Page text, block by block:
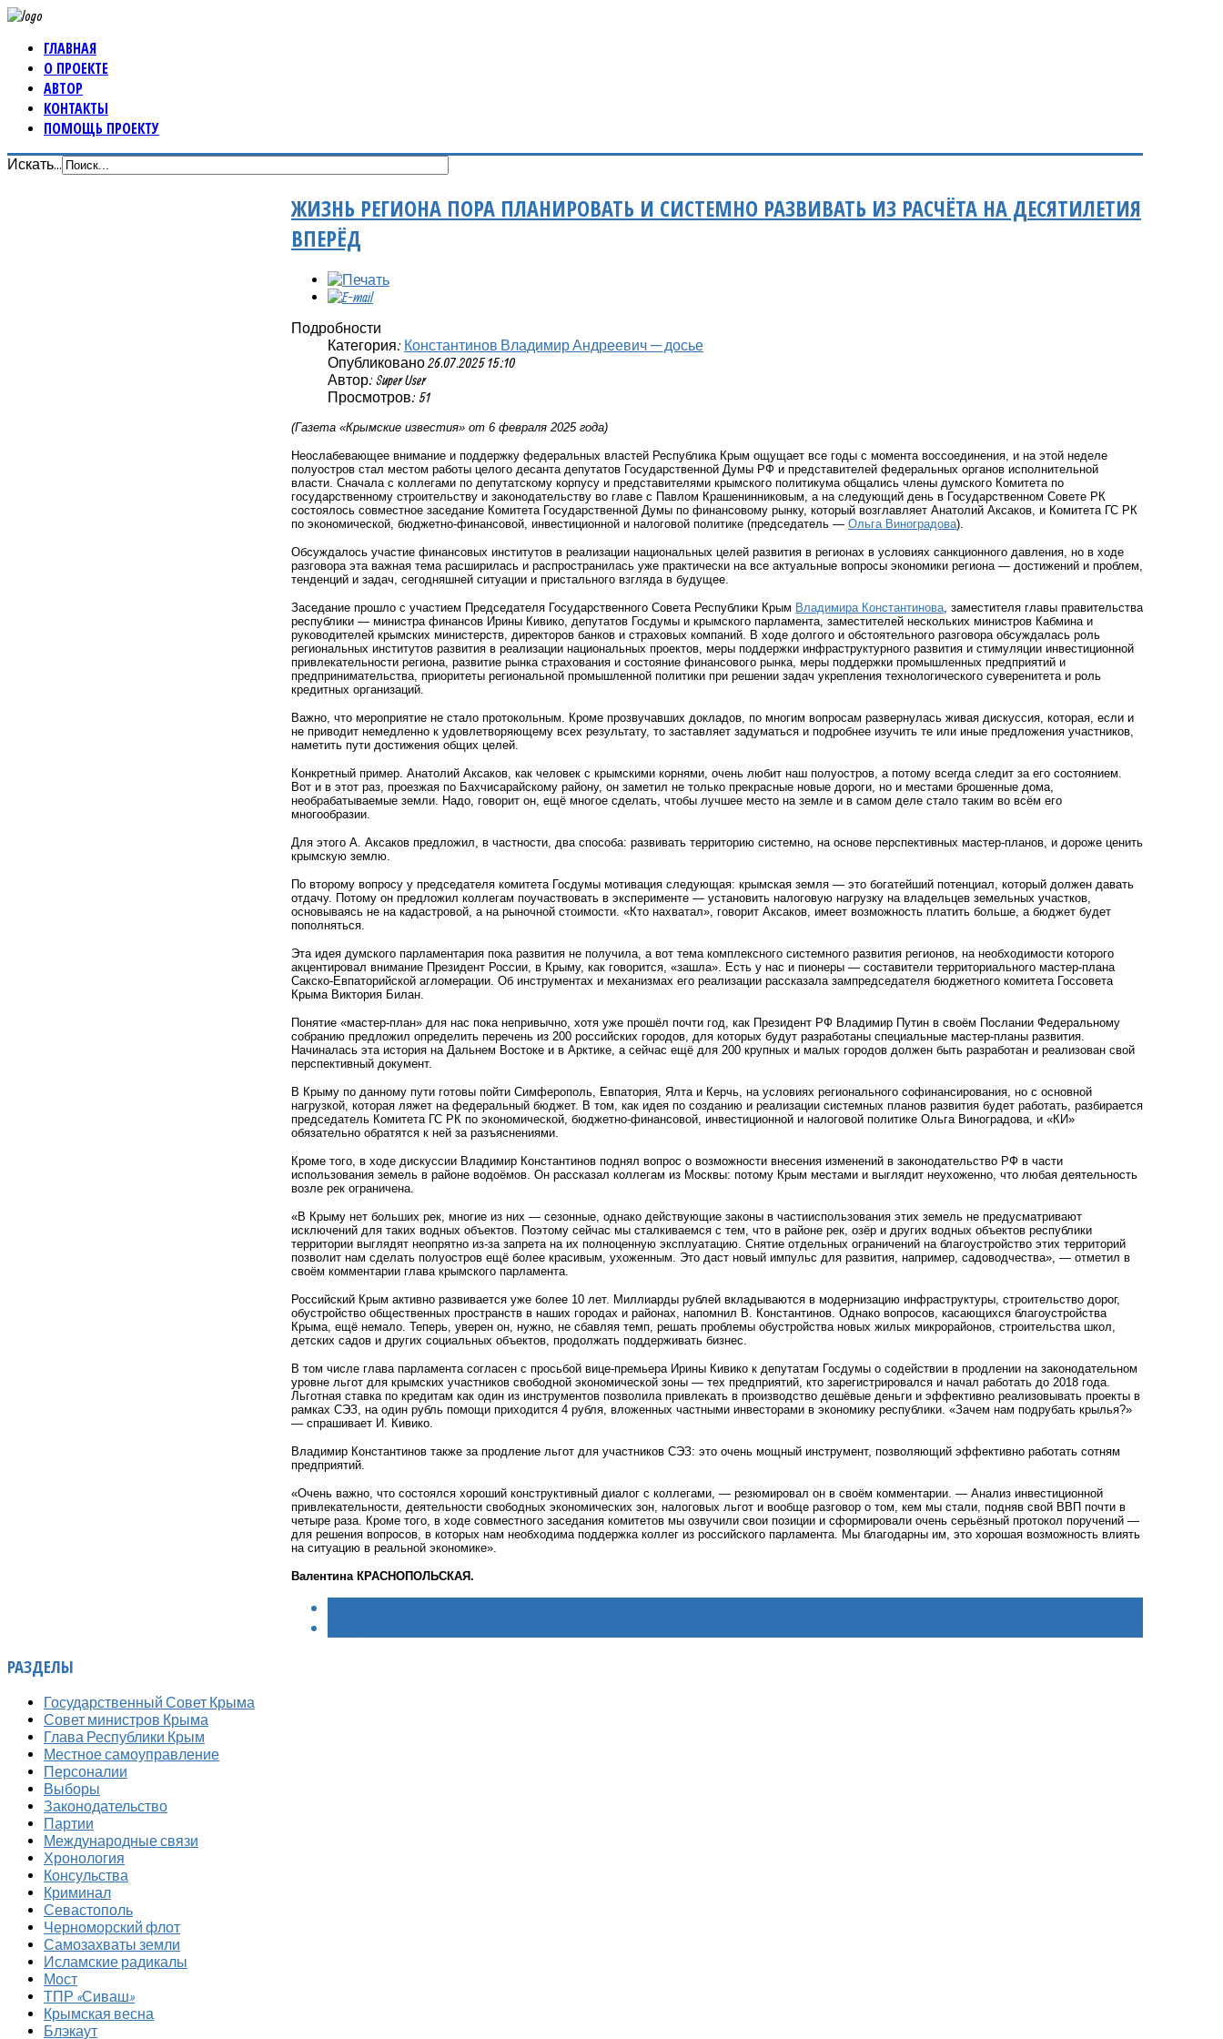
ГЛАВНАЯ
О ПРОЕКТЕ
АВТОР
КОНТАКТЫ
ПОМОЩЬ ПРОЕКТУ
Искать...
ЖИЗНЬ РЕГИОНА ПОРА ПЛАНИРОВАТЬ И СИСТЕМНО РАЗВИВАТЬ ИЗ РАСЧЁТА НА ДЕСЯТИЛЕТИЯ
ВПЕРЁД
Подробности
Категория: Константинов Владимир Андреевич — досье
Опубликовано 26.07.2025 15:10
Автор: Super User
Просмотров: 51
(Газета «Крымские известия» от 6 февраля 2025 года)
Неослабевающее внимание и поддержку федеральных властей Республика Крым ощущает все годы с момента воссоединения, и на этой неделе
полуостров стал местом работы целого десанта депутатов Государственной Думы РФ и представителей федеральных органов исполнительной
власти. Сначала с коллегами по депутатскому корпусу и представителями крымского политикума общались члены думского Комитета по
государственному строительству и законодательству во главе с Павлом Крашенинниковым, а на следующий день в Государственном Совете РК
состоялось совместное заседание Комитета Государственной Думы по финансовому рынку, который возглавляет Анатолий Аксаков, и Комитета ГС РК
по экономической, бюджетно-финансовой, инвестиционной и налоговой политике (председатель — Ольга Виноградова).
Обсуждалось участие финансовых институтов в реализации национальных целей развития в регионах в условиях санкционного давления, но в ходе
разговора эта важная тема расширилась и распространилась уже практически на все актуальные вопросы экономики региона — достижений и проблем,
тенденций и задач, сегодняшней ситуации и пристального взгляда в будущее.
Заседание прошло с участием Председателя Государственного Совета Республики Крым Владимира Константинова , заместителя главы правительства
республики — министра финансов Ирины Кивико, депутатов Госдумы и крымского парламента, заместителей нескольких министров Кабмина и
руководителей крымских министерств, директоров банков и страховых компаний. В ходе долгого и обстоятельного разговора обсуждалась роль
региональных институтов развития в реализации национальных проектов, меры поддержки инфраструктурного развития и стимуляции инвестиционной
привлекательности региона, развитие рынка страхования и состояние финансового рынка, меры поддержки промышленных предприятий и
предпринимательства, приоритеты региональной промышленной политики при решении задач укрепления технологического суверенитета и роль
кредитных организаций.
Важно, что мероприятие не стало протокольным. Кроме прозвучавших докладов, по многим вопросам развернулась живая дискуссия, которая, если и
не приводит немедленно к удовлетворяющему всех результату, то заставляет задуматься и подробнее изучить те или иные предложения участников,
наметить пути достижения общих целей.
Конкретный пример. Анатолий Аксаков, как человек с крымскими корнями, очень любит наш полуостров, а потому всегда следит за его состоянием.
Вот и в этот раз, проезжая по Бахчисарайскому району, он заметил не только прекрасные новые дороги, но и местами брошенные дома,
необрабатываемые земли. Надо, говорит он, ещё многое сделать, чтобы лучшее место на земле и в самом деле стало таким во всём его
многообразии.
Для этого А. Аксаков предложил, в частности, два способа: развивать территорию системно, на основе перспективных мастер-планов, и дороже ценить
крымскую землю.
По второму вопросу у председателя комитета Госдумы мотивация следующая: крымская земля — это богатейший потенциал, который должен давать
отдачу. Потому он предложил коллегам поучаствовать в эксперименте — установить налоговую нагрузку на владельцев земельных участков,
основываясь не на кадастровой, а на рыночной стоимости. «Кто нахватал», говорит Аксаков, имеет возможность платить больше, а бюджет будет
пополняться.
Эта идея думского парламентария пока развития не получила, а вот тема комплексного системного развития регионов, на необходимости которого
акцентировал внимание Президент России, в Крыму, как говорится, «зашла». Есть у нас и пионеры — составители территориального мастер-плана
Сакско-Евпаторийской агломерации. Об инструментах и механизмах его реализации рассказала зампредседателя бюджетного комитета Госсовета
Крыма Виктория Билан.
Понятие «мастер-план» для нас пока непривычно, хотя уже прошёл почти год, как Президент РФ Владимир Путин в своём Послании Федеральному
собранию предложил определить перечень из 200 российских городов, для которых будут разработаны специальные мастер-планы развития.
Начиналась эта история на Дальнем Востоке и в Арктике, а сейчас ещё для 200 крупных и малых городов должен быть разработан и реализован свой
перспективный документ.
В Крыму по данному пути готовы пойти Симферополь, Евпатория, Ялта и Керчь, на условиях регионального софинансирования, но с основной
нагрузкой, которая ляжет на федеральный бюджет. В том, как идея по созданию и реализации системных планов развития будет работать, разбирается
председатель Комитета ГС РК по экономической, бюджетно-финансовой, инвестиционной и налоговой политике Ольга Виноградова, и «КИ»
обязательно обратятся к ней за разъяснениями.
Кроме того, в ходе дискуссии Владимир Константинов поднял вопрос о возможности внесения изменений в законодательство РФ в части
использования земель в районе водоёмов. Он рассказал коллегам из Москвы: потому Крым местами и выглядит неухоженно, что любая деятельность
возле рек ограничена.
«В Крыму нет больших рек, многие из них — сезонные, однако действующие законы в частииспользования этих земель не предусматривают
исключений для таких водных объектов. Поэтому сейчас мы сталкиваемся с тем, что в районе рек, озёр и других водных объектов республики
территории выглядят неопрятно из-за запрета на их полноценную эксплуатацию. Снятие отдельных ограничений на благоустройство этих территорий
позволит нам сделать полуостров ещё более красивым, ухоженным. Это даст новый импульс для развития, например, садоводчества», — отметил в
своём комментарии глава крымского парламента.
Российский Крым активно развивается уже более 10 лет. Миллиарды рублей вкладываются в модернизацию инфраструктуры, строительство дорог,
обустройство общественных пространств в наших городах и районах, напомнил В. Константинов. Однако вопросов, касающихся благоустройства
Крыма, ещё немало. Теперь, уверен он, нужно, не сбавляя темп, решать проблемы обустройства новых жилых микрорайонов, строительства школ,
детских садов и других социальных объектов, продолжать поддерживать бизнес.
В том числе глава парламента согласен с просьбой вице-премьера Ирины Кивико к депутатам Госдумы о содействии в продлении на законодательном
уровне льгот для крымских участников свободной экономической зоны — тех предприятий, кто зарегистрировался и начал работать до 2018 года.
Льготная ставка по кредитам как один из инструментов позволила привлекать в производство дешёвые деньги и эффективно реализовывать проекты в
рамках СЭЗ, на один рубль помощи приходится 4 рубля, вложенных частными инвесторами в экономику республики. «Зачем нам подрубать крылья?»
— спрашивает И. Кивико.
Владимир Константинов также за продление льгот для участников СЭЗ: это очень мощный инструмент, позволяющий эффективно работать сотням
предприятий.
«Очень важно, что состоялся хороший конструктивный диалог с коллегами, — резюмировал он в своём комментарии. — Анализ инвестиционной
привлекательности, деятельности свободных экономических зон, налоговых льгот и вообще разговор о том, кем мы стали, подняв свой ВВП почти в
четыре раза. Кроме того, в ходе совместного заседания комитетов мы озвучили свои позиции и сформировали очень серьёзный протокол поручений —
для решения вопросов, в которых нам необходима поддержка коллег из российского парламента. Мы благодарны им, это хорошая возможность влиять
на ситуацию в реальной экономике».
Валентина КРАСНОПОЛЬСКАЯ.
РАЗДЕЛЫ
Государственный Совет Крыма
Совет министров Крыма
Глава Республики Крым
Местное самоуправление
Персоналии
Выборы
Законодательство
Партии
Международные связи
Хронология
Консульства
Криминал
Севастополь
Черноморский флот
Самозахваты земли
Исламские радикалы
Мост
ТПР «Сиваш»
Крымская весна
Блэкаут